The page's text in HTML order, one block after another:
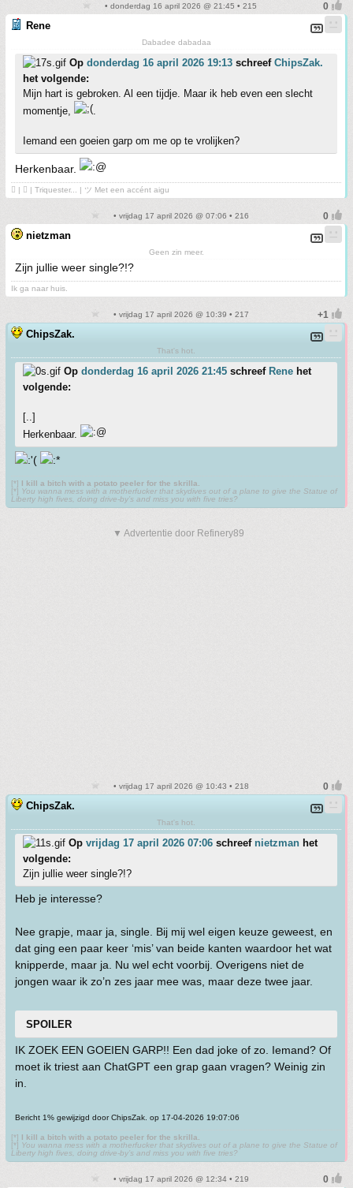
• donderdag 16 april 2026 @ 21:45 • 215
Rene
Dabadee dabadaa
Op donderdag 16 april 2026 19:13 schreef ChipsZak.
het volgende:
Mijn hart is gebroken. Al een tijdje. Maar ik heb even een slecht
momentje,
.
Iemand een goeien garp om me op te vrolijken?
Herkenbaar.
 | ❤ | Triquester... | ツ Met een accént aigu
• vrijdag 17 april 2026 @ 07:06 • 216
nietzman
Geen zin meer.
Zijn jullie weer single?!?
Ik ga naar huis.
• vrijdag 17 april 2026 @ 10:39 • 217
ChipsZak.
That's hot.
Op donderdag 16 april 2026 21:45 schreef Rene het
volgende:
[..]
Herkenbaar.
[*] I kill a bitch with a potato peeler for the skrilla.
[*] You wanna mess with a motherfucker that skydives out of a plane to give the Statue of
Liberty high fives, doing drive-by’s and miss you with five tries?
▼ Advertentie door Refinery89
• vrijdag 17 april 2026 @ 10:43 • 218
ChipsZak.
That's hot.
Op vrijdag 17 april 2026 07:06 schreef nietzman het
volgende:
Zijn jullie weer single?!?
Heb je interesse?
Nee grapje, maar ja, single. Bij mij wel eigen keuze geweest, en
dat ging een paar keer ‘mis’ van beide kanten waardoor het wat
knipperde, maar ja. Nu wel echt voorbij. Overigens niet de
jongen waar ik zo’n zes jaar mee was, maar deze twee jaar.
SPOILER
IK ZOEK EEN GOEIEN GARP!! Een dad joke of zo. Iemand? Of
moet ik triest aan ChatGPT een grap gaan vragen? Weinig zin
in.
Bericht 1% gewijzigd door ChipsZak. op 17-04-2026 19:07:06
[*] I kill a bitch with a potato peeler for the skrilla.
[*] You wanna mess with a motherfucker that skydives out of a plane to give the Statue of
Liberty high fives, doing drive-by’s and miss you with five tries?
• vrijdag 17 april 2026 @ 12:34 • 219